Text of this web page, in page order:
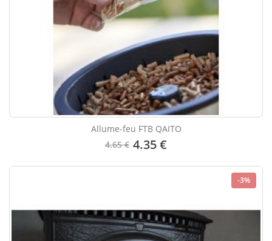
Allume-feu FTB QAITO
4.65 € 4.35 €
-3%